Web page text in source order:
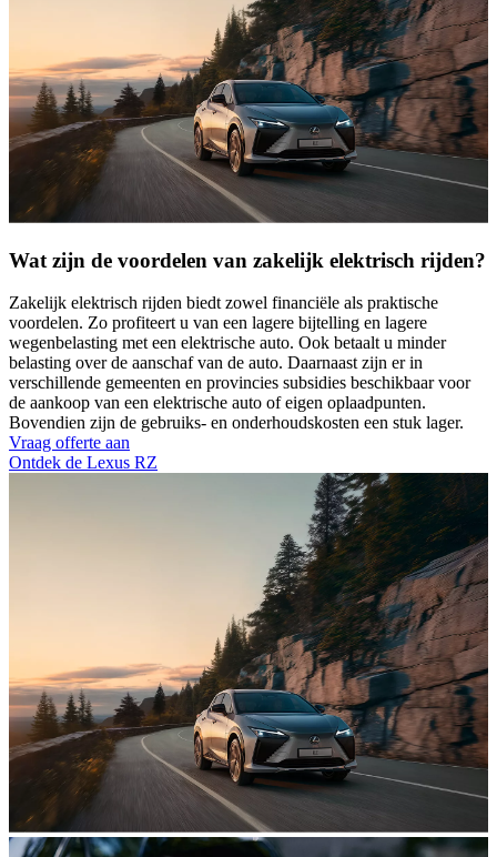
Wat zijn de voordelen van zakelijk elektrisch rijden?
Zakelijk elektrisch rijden biedt zowel financiële als praktische
voordelen. Zo profiteert u van een lagere bijtelling en lagere
wegenbelasting met een elektrische auto. Ook betaalt u minder
belasting over de aanschaf van de auto. Daarnaast zijn er in
verschillende gemeenten en provincies subsidies beschikbaar voor
de aankoop van een elektrische auto of eigen oplaadpunten.
Bovendien zijn de gebruiks- en onderhoudskosten een stuk lager.
Vraag offerte aan
Ontdek de Lexus RZ